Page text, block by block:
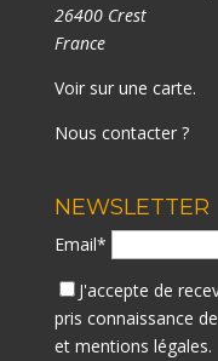
26400 Crest
France
Voir sur une carte.
Nous contacter ?
NEWSLETTER
Email*
J'accepte de
pris connaissance
et mentions légales.